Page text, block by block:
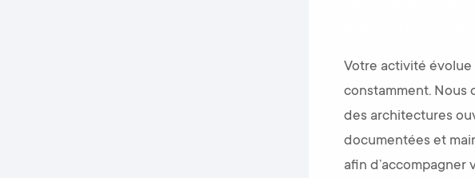
Votre activité évolue
constamment. Nous
des architectures
documentées et
afin d’accompagner